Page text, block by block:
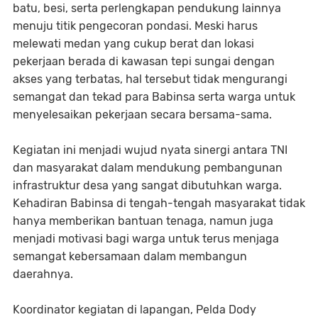
batu, besi, serta perlengkapan pendukung lainnya
menuju titik pengecoran pondasi. Meski harus
melewati medan yang cukup berat dan lokasi
pekerjaan berada di kawasan tepi sungai dengan
akses yang terbatas, hal tersebut tidak mengurangi
semangat dan tekad para Babinsa serta warga untuk
menyelesaikan pekerjaan secara bersama-sama.
Kegiatan ini menjadi wujud nyata sinergi antara TNI
dan masyarakat dalam mendukung pembangunan
infrastruktur desa yang sangat dibutuhkan warga.
Kehadiran Babinsa di tengah-tengah masyarakat tidak
hanya memberikan bantuan tenaga, namun juga
menjadi motivasi bagi warga untuk terus menjaga
semangat kebersamaan dalam membangun
daerahnya.
Koordinator kegiatan di lapangan, Pelda Dody